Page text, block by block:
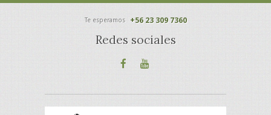
Te esperamos +56 23 309 7360
Redes sociales